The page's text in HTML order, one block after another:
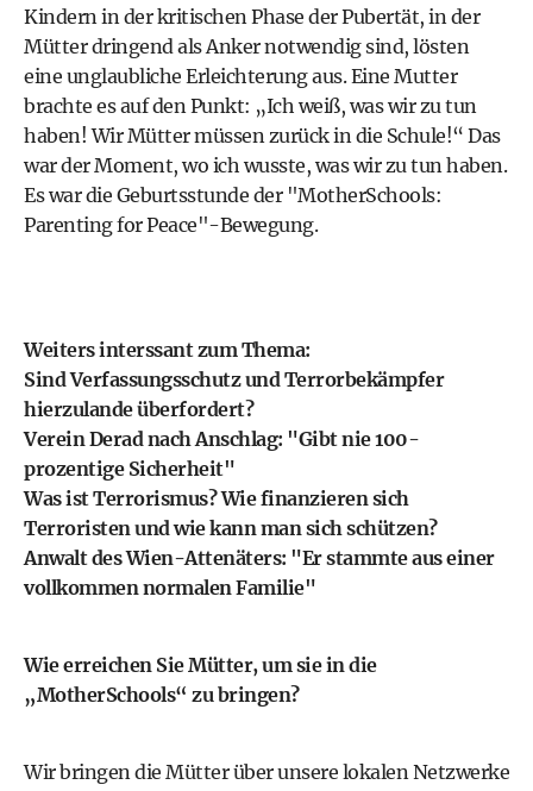
Kindern in der kritischen Phase der Pubertät, in der
Mütter dringend als Anker notwendig sind, lösten
eine unglaubliche Erleichterung aus. Eine Mutter
brachte es auf den Punkt: „Ich weiß, was wir zu tun
haben! Wir Mütter müssen zurück in die Schule!“ Das
war der Moment, wo ich wusste, was wir zu tun haben.
Es war die Geburtsstunde der "MotherSchools:
Parenting for Peace"-Bewegung.
Weiters interssant zum Thema:
Sind Verfassungsschutz und Terrorbekämpfer
hierzulande überfordert?
Verein Derad nach Anschlag: "Gibt nie 100-
prozentige Sicherheit"
Was ist Terrorismus? Wie finanzieren sich
Terroristen und wie kann man sich schützen?
Anwalt des Wien-Attenäters: "Er stammte aus einer
vollkommen normalen Familie"
Wie erreichen Sie Mütter, um sie in die
„MotherSchools“ zu bringen?
Wir bringen die Mütter über unsere lokalen Netzwerke